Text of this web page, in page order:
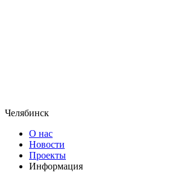
Челябинск
О нас
Новости
Проекты
Информация